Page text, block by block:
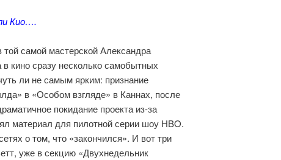
Кио….
той самой мастерской Александра
кино сразу несколько самобытных
ли не самым ярким: признание
в «Особом взгляде» в Каннах, после
покидание проекта из-за
материал для пилотной серии шоу HBO.
о том, что «закончился». И вот три
уже в секцию «Двухнедельник